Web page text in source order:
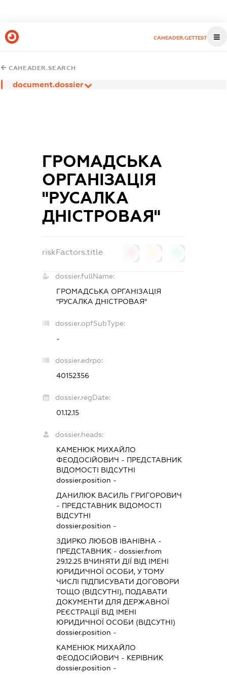
CAHEADER.GETTEST
CAHEADER.SEARCH
document.dossier
ГРОМАДСЬКА
ОРГАНІЗАЦІЯ
"РУСАЛКА
ДНІСТРОВАЯ"
riskFactors.title
dossier.fullName:
ГРОМАДСЬКА ОРГАНІЗАЦІЯ
"РУСАЛКА ДНІСТРОВАЯ"
dossier.opfSubType:
-
dossier.edrpo:
40152356
dossier.regDate:
01.12.15
dossier.heads:
КАМЕНЮК МИХАЙЛО
ФЕОДОСІЙОВИЧ - ПРЕДСТАВНИК
ВІДОМОСТІ ВІДСУТНІ
dossier.position -
ДАНИЛЮК ВАСИЛЬ ГРИГОРОВИЧ
- ПРЕДСТАВНИКВІДОМОСТІ
ВІДСУТНІ
dossier.position -
ЗДИРКО ЛЮБОВ ІВАНІВНА -
ПРЕДСТАВНИК- dossier.from
29.12.25ВЧИНЯТИ ДІЇ ВІД ІМЕНІ
ЮРИДИЧНОЇ ОСОБИ, У ТОМУ
ЧИСЛІ ПІДПИСУВАТИ ДОГОВОРИ
ТОЩО (ВІДСУТНІ), ПОДАВАТИ
ДОКУМЕНТИ ДЛЯ ДЕРЖАВНОЇ
РЕЄСТРАЦІЇ ВІД ІМЕНІ
ЮРИДИЧНОЇ ОСОБИ (ВІДСУТНІ)
dossier.position -
КАМЕНЮК МИХАЙЛО
ФЕОДОСІЙОВИЧ - КЕРІВНИК
dossier.position -